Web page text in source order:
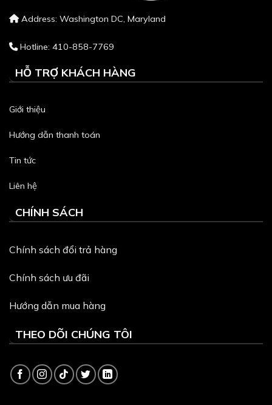
Address: Washington DC, Maryland
Hotline: 410-858-7769
HỖ TRỢ KHÁCH HÀNG
Giới thiệu
Hướng dẫn thanh toán
Tin tức
Liên hệ
CHÍNH SÁCH
Chính sách đổi trả hàng
Chính sách ưu đãi
Hướng dẫn mua hàng
THEO DÕI CHÚNG TÔI